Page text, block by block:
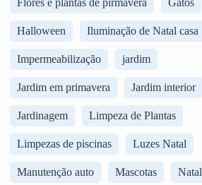
Flores e plantas de pirmavera Gatos
Halloween Iluminação de Natal casa
Impermeabilização jardim
Jardim em primavera Jardim interior
Jardinagem Limpeza de Plantas
Limpezas de piscinas Luzes Natal
Manutenção auto Mascotas Natal